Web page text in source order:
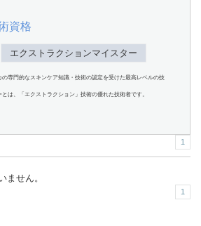
資格
エクストラクションマイスター
専門的なスキンケア知識・技術の認定を受けた最高レベルの技
は、「エクストラクション」技術の優れた技術者です。
1
ません。
1